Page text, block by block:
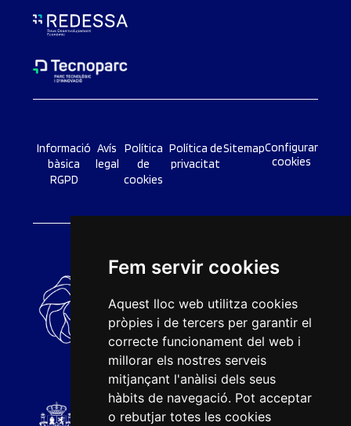
Fem servir cookies
Aquest lloc web utilitza cookies
pròpies i de tercers per garantir el
correcte funcionament del web i
millorar els nostres serveis
mitjançant l'anàlisi dels seus
hàbits de navegació. Pot acceptar
o rebutjar totes les cookies
Informació
bàsica
RGPD
Avís
legal
Política
de
cookies
Política de
privacitat
SitemapConfigurar
cookies